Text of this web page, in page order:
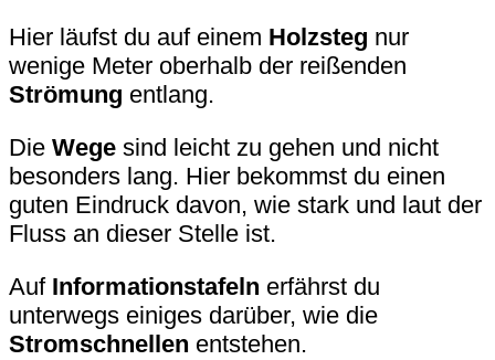
Hier läufst du auf einem Holzsteg nur
wenige Meter oberhalb der reißenden
Strömung entlang.
Die Wege sind leicht zu gehen und nicht
besonders lang. Hier bekommst du einen
guten Eindruck davon, wie stark und laut der
Fluss an dieser Stelle ist.
Auf Informationstafeln erfährst du
unterwegs einiges darüber, wie die
Stromschnellen entstehen.